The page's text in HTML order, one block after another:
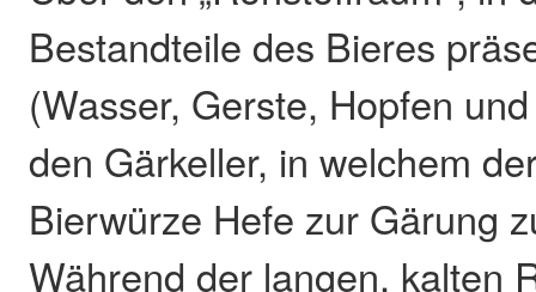
Bestandteile des Bieres
(Wasser, Gerste, Hopfen
den Gärkeller, in welchem
Bierwürze Hefe zur Gärung
Während der langen, kalten